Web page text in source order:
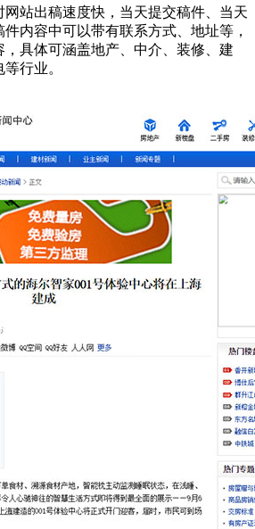
站出稿速度快，当天提交稿件、当天
内容中可以带有联系方式、地址等，
具体可涵盖地产、中介、装修、建
行业。